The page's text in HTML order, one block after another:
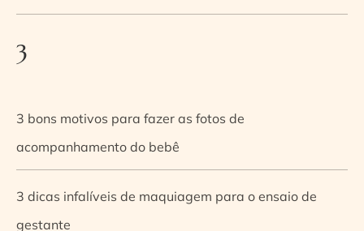
3
3 bons motivos para fazer as fotos de
acompanhamento do bebê
3 dicas infalíveis de maquiagem para o ensaio de
gestante